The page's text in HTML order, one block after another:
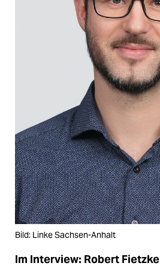
Bild: Linke Sachsen-Anhalt
Im Interview: Robert Fietzke